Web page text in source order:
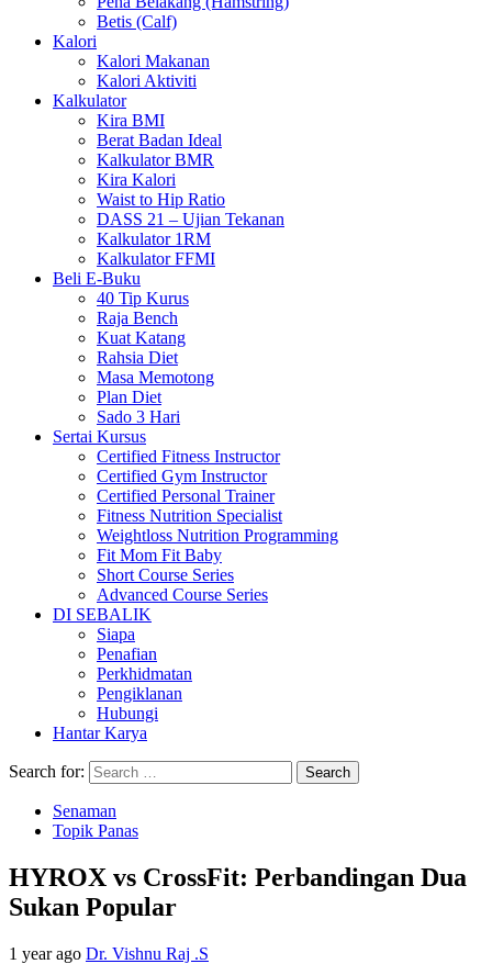
Betis (Calf)
Kalori
Kalori Makanan
Kalori Aktiviti
Kalkulator
Kira BMI
Berat Badan Ideal
Kalkulator BMR
Kira Kalori
Waist to Hip Ratio
DASS 21 – Ujian Tekanan
Kalkulator 1RM
Kalkulator FFMI
Beli E-Buku
40 Tip Kurus
Raja Bench
Kuat Katang
Rahsia Diet
Masa Memotong
Plan Diet
Sado 3 Hari
Sertai Kursus
Certified Fitness Instructor
Certified Gym Instructor
Certified Personal Trainer
Fitness Nutrition Specialist
Weightloss Nutrition Programming
Fit Mom Fit Baby
Short Course Series
Advanced Course Series
DI SEBALIK
Siapa
Penafian
Perkhidmatan
Pengiklanan
Hubungi
Hantar Karya
Search for:
Senaman
Topik Panas
HYROX vs CrossFit: Perbandingan Dua
Sukan Popular
1 year ago Dr. Vishnu Raj .S